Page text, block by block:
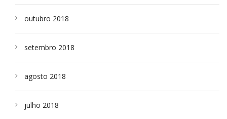
outubro 2018
setembro 2018
agosto 2018
julho 2018